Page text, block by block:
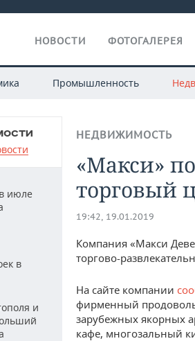
НОВОСТИ ФОТОГАЛЕРЕЯ
Промышленность
июле
в
и
НЕДВИЖИМОСТЬ
«Макси»
торговый
19:42, 19.01.2019
Компания «Макси
торгово-
На сайте компании
фирменный
зарубежных якорных
кафе, многозальный